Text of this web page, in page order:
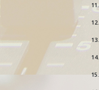
11.
12.
13.
14.
15.